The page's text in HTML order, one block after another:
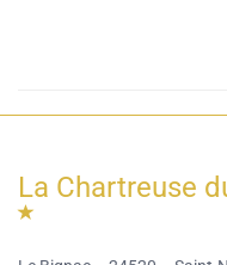
La Chartreuse